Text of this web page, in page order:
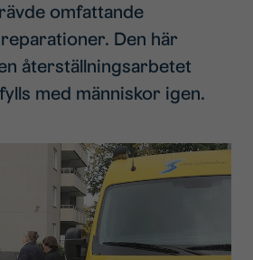
omfattande
Den här
återställningsarbetet
med människor igen.